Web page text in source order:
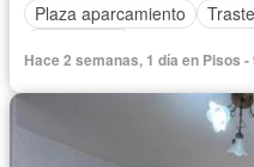
Plaza aparcamiento
Hace 2 semanas, 1 día en Pisos -